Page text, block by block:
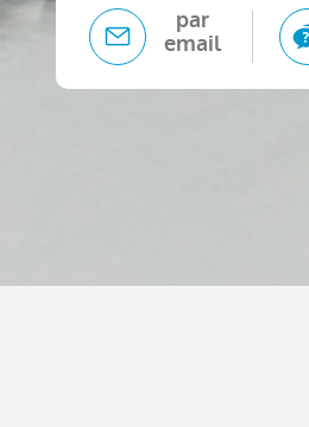
par
email